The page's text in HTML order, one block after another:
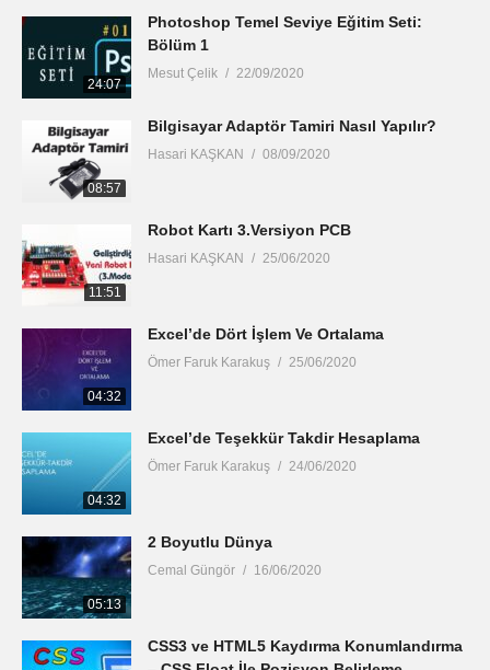
24:07
Photoshop Temel Seviye Eğitim Seti:
Bölüm 1
Mesut Çelik 22/09/2020
08:57
Bilgisayar Adaptör Tamiri Nasıl Yapılır?
Hasari KAŞKAN 08/09/2020
11:51
Robot Kartı 3.Versiyon PCB
Hasari KAŞKAN 25/06/2020
04:32
Excel’de Dört İşlem Ve Ortalama
Ömer Faruk Karakuş 25/06/2020
04:32
Excel’de Teşekkür Takdir Hesaplama
Ömer Faruk Karakuş 24/06/2020
05:13
2 Boyutlu Dünya
Cemal Güngör 16/06/2020
CSS3 ve HTML5 Kaydırma Konumlandırma